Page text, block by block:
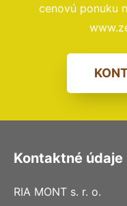
cenovú ponuku
Kontaktné údaje
RIA MONT s. r. o.